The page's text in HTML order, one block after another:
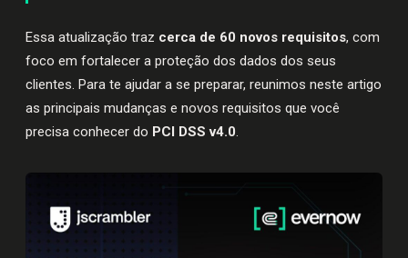
Essa atualização traz cerca de 60 novos requisitos, com
foco em fortalecer a proteção dos dados dos seus
clientes. Para te ajudar a se preparar, reunimos neste artigo
as principais mudanças e novos requisitos que você
precisa conhecer do PCI DSS v4.0.